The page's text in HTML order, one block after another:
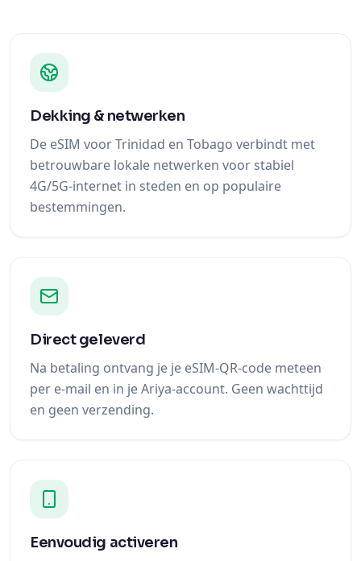
Dekking & netwerken
De eSIM voor Trinidad en Tobago verbindt met
betrouwbare lokale netwerken voor stabiel
4G/5G-internet in steden en op populaire
bestemmingen.
Direct geleverd
Na betaling ontvang je je eSIM-QR-code meteen
per e-mail en in je Ariya-account. Geen wachttijd
en geen verzending.
Eenvoudig activeren